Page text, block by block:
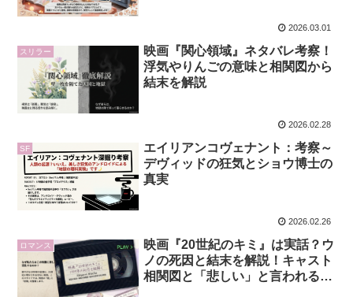
2026.03.01
スリラー
映画『関心領域』ネタバレ考察！
浮気やりんごの意味と相関図から
結末を解説
2026.02.28
SF
エイリアンコヴェナント：考察～
デヴィッドの狂気とショウ博士の
真実
2026.02.26
ロマンス
映画『20世紀のキミ』は実話？ウ
ノの死因と結末を解説！キャスト
相関図と「悲しい」と言われる理